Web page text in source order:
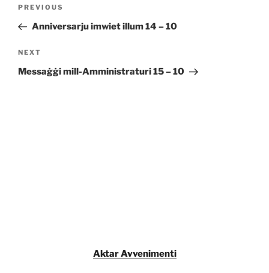
Previous
Post
PREVIOUS
Anniversarju imwiet illum 14 – 10
Next
Post
NEXT
Messaġġi mill-Amministraturi 15 – 10
Aktar Avvenimenti